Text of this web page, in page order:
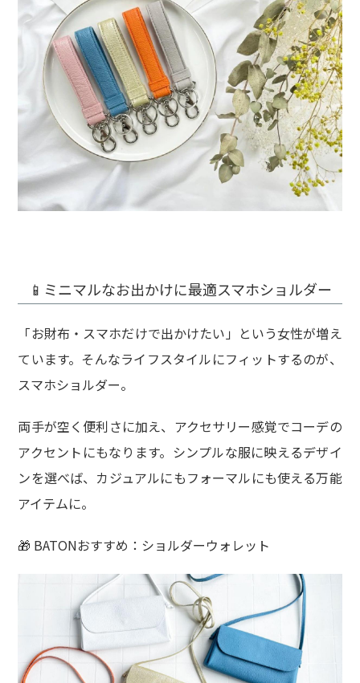
📱ミニマルなお出かけに最適スマホショルダー
「お財布・スマホだけで出かけたい」という女性が増え
ています。そんなライフスタイルにフィットするのが、
スマホショルダー。
両手が空く便利さに加え、アクセサリー感覚でコーデの
アクセントにもなります。シンプルな服に映えるデザイ
ンを選べば、カジュアルにもフォーマルにも使える万能
アイテムに。
🎁 BATONおすすめ：ショルダーウォレット